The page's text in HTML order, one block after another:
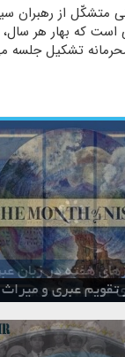
متشکّل از رهبران
است که بهار هر
تشکیل جلسه
هفته در زبان
تقویم عبری و میراث
عبری و میراث
عبری و میراث
تقویم عبری و میراث
تقویم عبری و میراث
عبری و میراث